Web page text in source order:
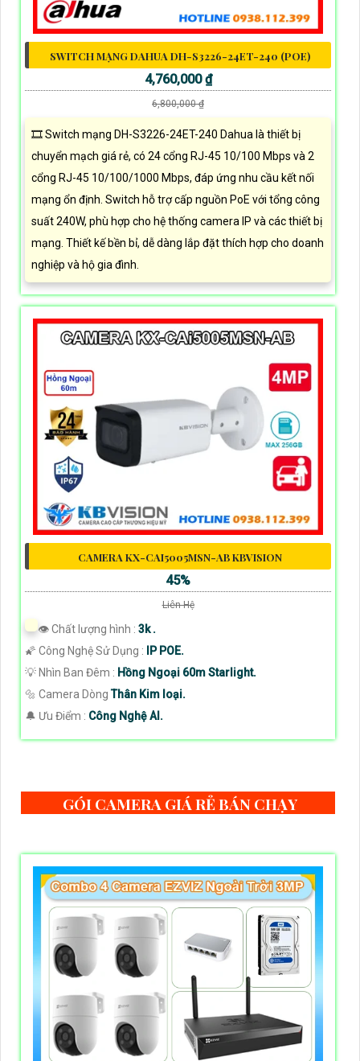
SWITCH MẠNG DAHUA DH-S3226-24ET-240 (POE)
4,760,000 ₫
6,800,000 ₫
🎞 Switch mạng DH-S3226-24ET-240 Dahua là thiết bị
chuyển mạch giá rẻ, có 24 cổng RJ-45 10/100 Mbps và 2
cổng RJ-45 10/100/1000 Mbps, đáp ứng nhu cầu kết nối
mạng ổn định. Switch hỗ trợ cấp nguồn PoE với tổng công
suất 240W, phù hợp cho hệ thống camera IP và các thiết bị
mạng. Thiết kế bền bỉ, dễ dàng lắp đặt thích hợp cho doanh
nghiệp và hộ gia đình.
CAMERA KX-CAI5005MSN-AB KBVISION
45%
Liên Hệ
👁 Chất lượng hình : 3k .
🌠 Công Nghệ Sử Dụng :
IP POE.
💡 Nhìn Ban Đêm : Hồng Ngoại 60m Starlight.
🔩 Camera DòngThân Kim loại.
️🔔 Ưu Điểm : Công Nghệ AI.
GÓI CAMERA GIÁ RẺ BÁN CHẠY